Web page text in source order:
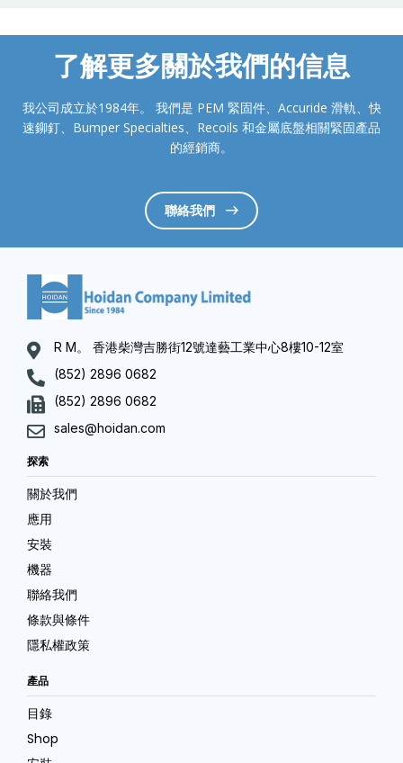
了解更多關於我們的信息
我公司成立於1984年。 我們是 PEM 緊固件、Accuride 滑軌、快
速鉚釘、Bumper Specialties、Recoils 和金屬底盤相關緊固產品
的經銷商。
聯絡我們
R M。 香港柴灣吉勝街12號達藝工業中心8樓10-12室
(852) 2896 0682
(852) 2896 0682
sales@hoidan.com
探索
關於我們
應用
安裝
機器
聯絡我們
條款與條件
隱私權政策
產品
目錄
Shop